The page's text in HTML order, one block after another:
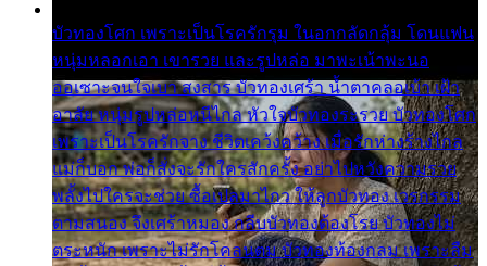
บัวทองโศก เพราะเป็นโรครักรุม ในอกกลัดกลุ้ม โดนแฟน
หนุ่มหลอกเอา เขารวย และรูปหล่อ มาพะเน้าพะนอ
ออเซาะจนใจเบา สงสาร บัวทองเศร้า น้ำตาคลอเบ้า เฝ้า
อาลัย หนุ่มรูปหล่อหนีไกล หัวใจบัวทองระรวย บัวทองโศก
เพราะเป็นโรครักจาง ชีวิตเคว้งคว้าง เมื่อรักห่างร้างไกล
แม่ก็บอก พ่อก็สั่งจะรักใครสักครั้ง อย่าไปหวังความรวย
พลั้งไปใครจะช่วย ซื้อเปลมาไกว ให้ลูกบัวทอง เวรกรรม
ตามสนอง จึงเศร้าหมอง กลีบบัวทองต้องโรย บัวทองไม่
ตระหนัก เพราะไม่รักโคลนตม บัวทองท้องกลม เพราะลืม